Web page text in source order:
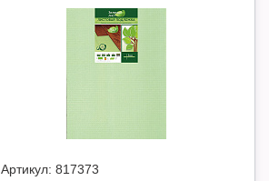
Артикул: 817373